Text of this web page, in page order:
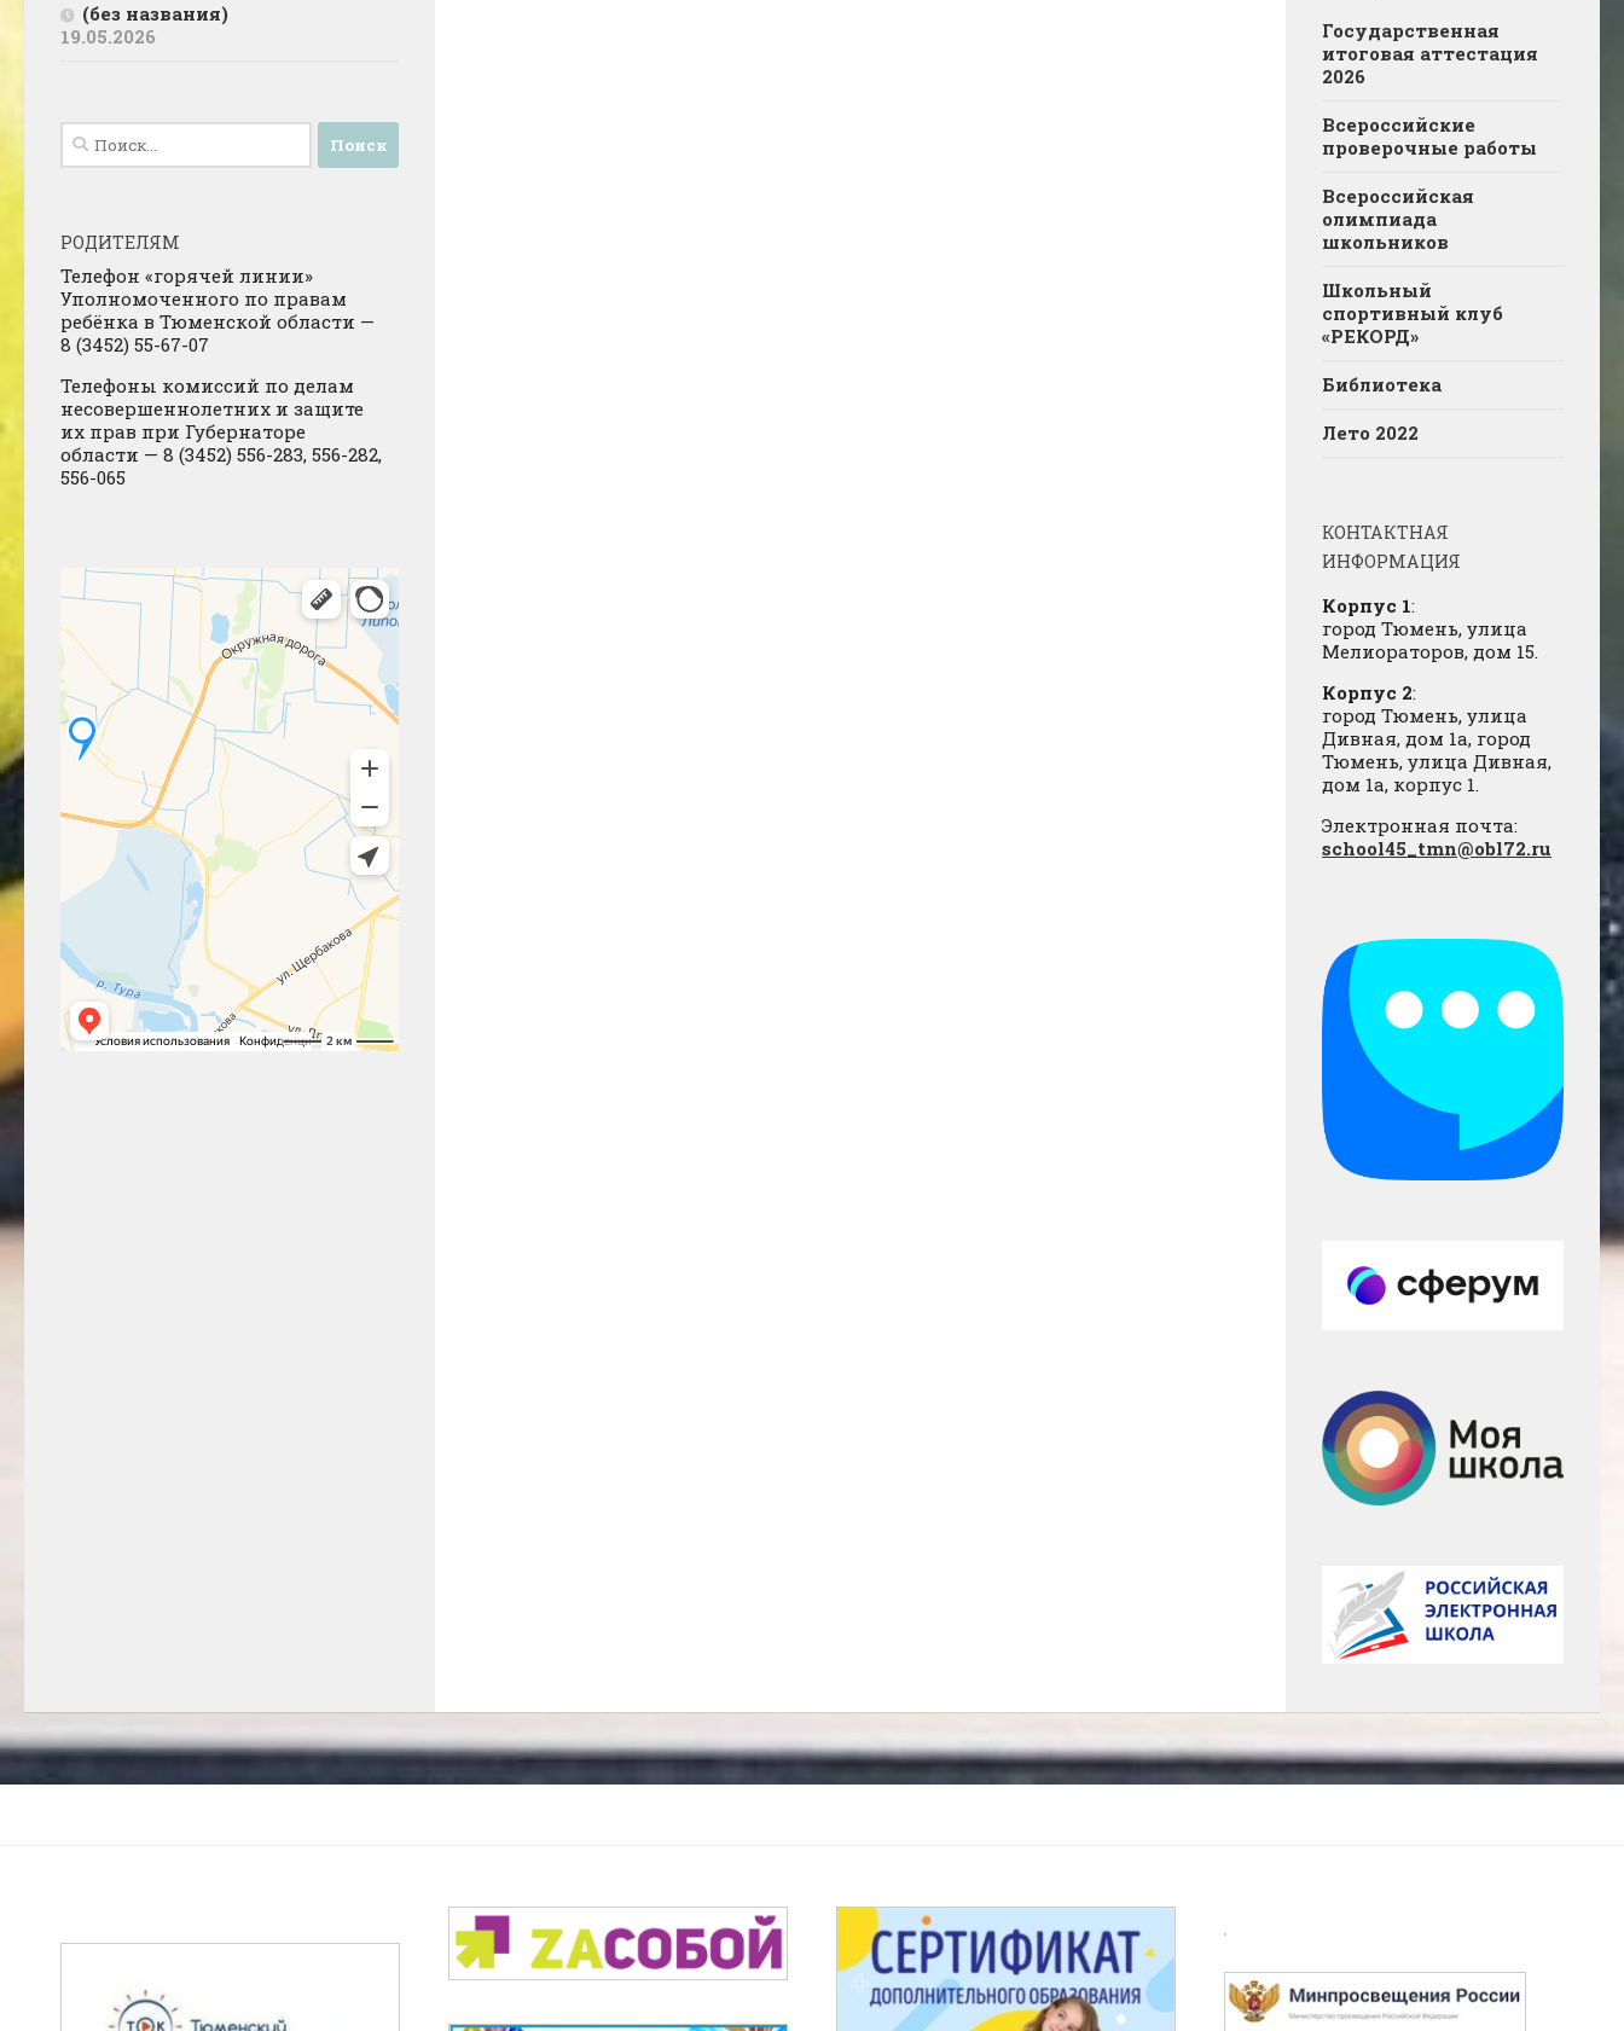
(без названия)
19.05.2026
Найти:
РОДИТЕЛЯМ
Телефон «горячей линии»
Уполномоченного по правам
ребёнка в Тюменской области —
8 (3452) 55-67-07
Телефоны комиссий по делам
несовершеннолетних и защите
их прав при Губернаторе
области — 8 (3452) 556-283, 556-282,
556-065
Государственная
итоговая аттестация
2026
Всероссийские
проверочные работы
Всероссийская
олимпиада
школьников
Школьный
спортивный клуб
«РЕКОРД»
Библиотека
Лето 2022
КОНТАКТНАЯ
ИНФОРМАЦИЯ
Корпус 1:
город Тюмень, улица
Мелиораторов, дом 15.
Корпус 2:
город Тюмень, улица
Дивная, дом 1а, город
Тюмень, улица Дивная,
дом 1а, корпус 1.
Электронная почта:
school45_tmn@obl72.ru